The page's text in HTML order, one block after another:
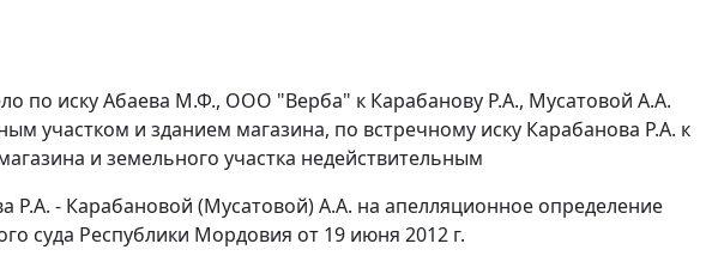
по иску Абаева М.Ф., ООО "Верба" к Карабанову Р.А., Мусатовой А.А.
участком и зданием магазина, по встречному иску Карабанова Р.А. к
и земельного участка недействительным
Р.А. - Карабановой (Мусатовой) А.А. на апелляционное определение
суда Республики Мордовия от 19 июня 2012 г.